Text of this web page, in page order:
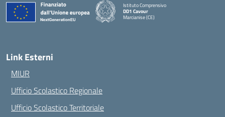
Istituto Comprensivo
DD1 Cavour
Marcianise (CE)
Link Esterni
MIUR
Ufficio Scolastico Regionale
Ufficio Scolastico Territoriale